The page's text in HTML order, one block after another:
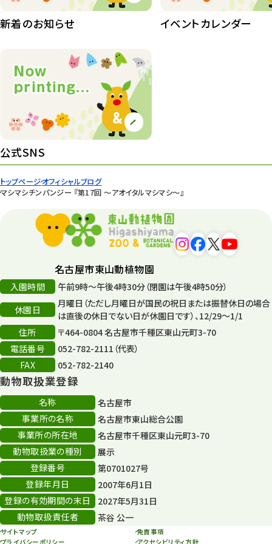
トップページオフィシャルブログ
マシマシチンパンジー 『第17回 ～アオイタルマシマシ～』
83
イベント
園内の様子
遊園地 6
タワー
平和公園
森のとこやさん
再生フォーラム
その他
その他イベント
スカイタワー
年末年始のイベント
秋まつり
新着のお知らせ イベントカレンダー
公式SNS
名古屋市東山動植物園
入園時間
午前9時～午後4時30分（閉園は午後4時50分）
休園日
月曜日（ただし月曜日が国民の祝日または振替休日の場合
は直後の休日でない日が休園日です）、12/29～1/1
住所
〒464-0804 名古屋市千種区東山元町3-70
電話番号
052-782-2111（代表）
FAX
052-782-2140
動物取扱業登録
名称
名古屋市
事業所の名称
名古屋市東山総合公園
事業所の所在地
名古屋市千種区東山元町3-70
動物取扱業の種別
展示
登録番号
第0701027号
登録年月日
2007年6月1日
登録の有効期間の末日
2027年5月31日
動物取扱責任者
茶谷 公一
サイトマップ
免責事項
プライバシーポリシー
アクセシビリティ方針